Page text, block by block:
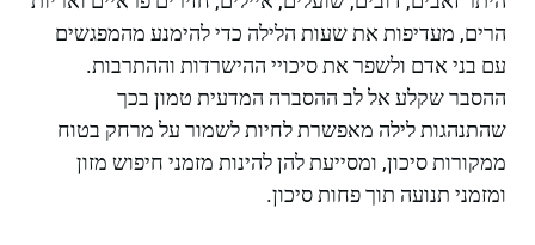
הרים, מעדיפות את שעות הלילה כדי להימנע מהמפגשים
עם בני אדם ולשפר את סיכויי ההישרדות וההתרבות.
ההסבר שקלע אל לב ההסברה המדעית טמון בכך
שהתנהגות לילה מאפשרת לחיות לשמור על מרחק בטוח
ממקורות סיכון, ומסייעת להן להינות מזמני חיפוש מזון
ומזמני תנועה תוך פחות סיכון.